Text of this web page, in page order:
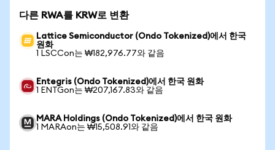
다른 RWA를 KRW로 변환
Lattice Semiconductor (Ondo Tokenized)에서 한국
원화
1 LSCCon는 ₩182,976.77와 같음
Entegris (Ondo Tokenized)에서 한국 원화
1 ENTGon는 ₩207,167.83와 같음
MARA Holdings (Ondo Tokenized)에서 한국 원화
1 MARAon는 ₩15,508.91와 같음